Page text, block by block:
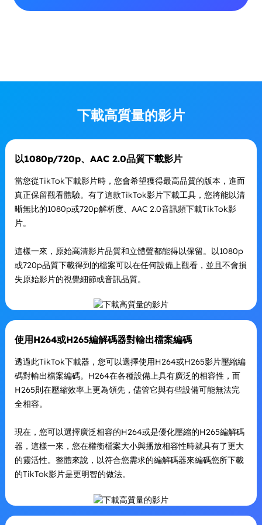
下載高質量的影片
以1080p/720p、AAC 2.0品質下載影片
當您從TikTok下載影片時，您會希望獲得最高品質的版本，進而
真正保留觀看體驗。有了這款TikTok影片下載工具，您將能以清
晰無比的1080p或720p解析度、AAC 2.0音訊頻下載TikTok影
片。
這樣一來，原始高清影片品質和立體聲都能得以保留。以1080p
或720p品質下載得到的檔案可以在任何設備上觀看，並且不會損
失原始影片的視覺細節或音訊品質。
使用H264或H265編解碼器對輸出檔案編碼
透過此TikTok下載器，您可以選擇使用H264或H265影片壓縮編
碼對輸出檔案編碼。H264在各種設備上具有廣泛的相容性，而
H265則在壓縮效率上更為領先，儘管它與有些設備可能無法完
全相容。
現在，您可以選擇廣泛相容的H264或是優化壓縮的H265編解碼
器，這樣一來，您在權衡檔案大小與播放相容性時就具有了更大
的靈活性。整體來說，以符合您需求的編解碼器來編碼您所下載
的TikTok影片是更明智的做法。